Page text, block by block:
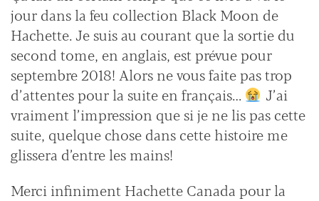
jour dans la feu collection Black Moon de
Hachette. Je suis au courant que la sortie du
second tome, en anglais, est prévue pour
septembre 2018! Alors ne vous faite pas trop
d’attentes pour la suite en français…
J’ai
vraiment l’impression que si je ne lis pas cette
suite, quelque chose dans cette histoire me
glissera d’entre les mains!
Merci infiniment Hachette Canada pour la